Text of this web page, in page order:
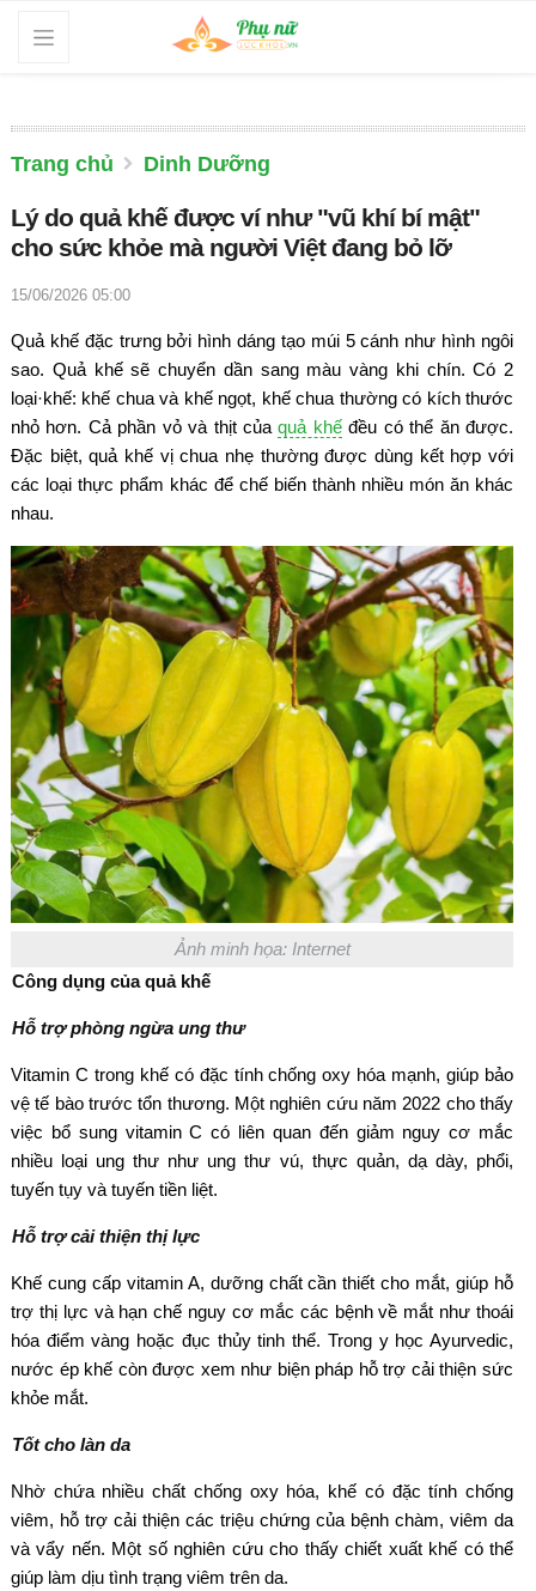
Trang chủ Dinh Dưỡng
Lý do quả khế được ví như "vũ khí bí mật"
cho sức khỏe mà người Việt đang bỏ lỡ
15/06/2026 05:00
Quả khế đặc trưng bởi hình dáng tạo múi 5 cánh như hình ngôi
sao. Quả khế sẽ chuyển dần sang màu vàng khi chín. Có 2
loại·khế: khế chua và khế ngọt, khế chua thường có kích thước
nhỏ hơn. Cả phần vỏ và thịt củaquả khếđều có thể ăn được.
Đặc biệt, quả khế vị chua nhẹ thường được dùng kết hợp với
các loại thực phẩm khác để chế biến thành nhiều món ăn khác
nhau.
Ảnh minh họa: Internet
Công dụng của quả khế
Hỗ trợ phòng ngừa ung thư
Vitamin C trong khế có đặc tính chống oxy hóa mạnh, giúp bảo
vệ tế bào trước tổn thương. Một nghiên cứu năm 2022 cho thấy
việc bổ sung vitamin C có liên quan đến giảm nguy cơ mắc
nhiều loại ung thư như ung thư vú, thực quản, dạ dày, phổi,
tuyến tụy và tuyến tiền liệt.
Hỗ trợ cải thiện thị lực
Khế cung cấp vitamin A, dưỡng chất cần thiết cho mắt, giúp hỗ
trợ thị lực và hạn chế nguy cơ mắc các bệnh về mắt như thoái
hóa điểm vàng hoặc đục thủy tinh thể. Trong y học Ayurvedic,
nước ép khế còn được xem như biện pháp hỗ trợ cải thiện sức
khỏe mắt.
Tốt cho làn da
Nhờ chứa nhiều chất chống oxy hóa, khế có đặc tính chống
viêm, hỗ trợ cải thiện các triệu chứng của bệnh chàm, viêm da
và vẩy nến. Một số nghiên cứu cho thấy chiết xuất khế có thể
giúp làm dịu tình trạng viêm trên da.